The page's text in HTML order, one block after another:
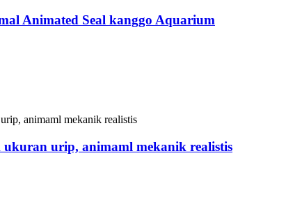
Animated Seal kanggo Aquarium
urip, animaml mekanik realistis